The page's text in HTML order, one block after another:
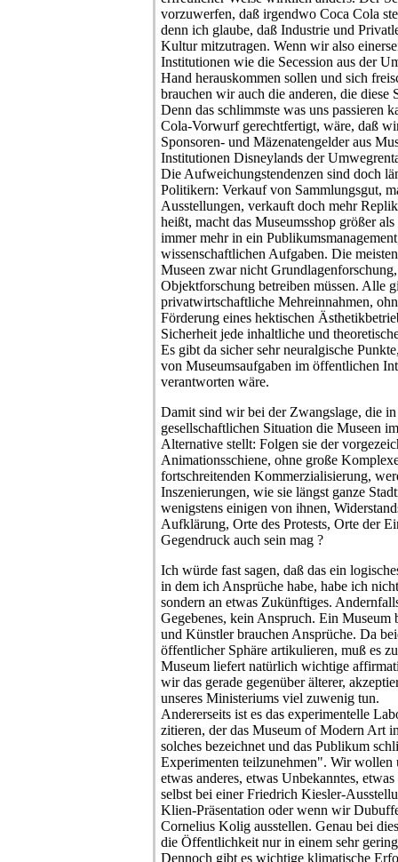
vorzuwerfen, daß irgendwo Coca Cola
denn ich glaube, daß Industrie und
Kultur mitzutragen. Wenn wir also
Institutionen wie die Secession aus der
Hand herauskommen sollen und sich
brauchen wir auch die anderen, die diese
Denn das schlimmste was uns passieren
Cola-Vorwurf gerechtfertigt, wäre, daß
Sponsoren- und Mäzenatengelder aus
Institutionen Disneylands der
Die Aufweichungstendenzen sind doch
Politikern: Verkauf von Sammlungsgut,
Ausstellungen, verkauft doch mehr
heißt, macht das Museumsshop größer
immer mehr in ein
wissenschaftlichen Aufgaben. Die
Museen zwar nicht
Objektforschung betreiben müssen. Alle
privatwirtschaftliche Mehreinnahmen,
Förderung eines hektischen
Sicherheit jede inhaltliche und
Es gibt da sicher sehr neuralgische
von Museumsaufgaben im öffentlichen
verantworten wäre.
Damit sind wir bei der Zwangslage, die in
gesellschaftlichen Situation die Museen
Alternative stellt: Folgen sie der
Animationsschiene, ohne große
fortschreitenden Kommerzialisierung,
Inszenierungen, wie sie längst ganze
wenigstens einigen von ihnen,
Aufklärung, Orte des Protests, Orte der
Gegendruck auch sein mag ?
Ich würde fast sagen, daß das ein
in dem ich Ansprüche habe, habe ich
sondern an etwas Zukünftiges.
Gegebenes, kein Anspruch. Ein Museum
und Künstler brauchen Ansprüche. Da
öffentlicher Sphäre artikulieren, muß es
Museum liefert natürlich wichtige
wir das gerade gegenüber älterer,
unseres Ministeriums viel zuwenig tun.
Andererseits ist es das experimentelle
zitieren, der das Museum of Modern Art
solches bezeichnet und das Publikum
Experimenten teilzunehmen". Wir wollen
etwas anderes, etwas Unbekanntes,
selbst bei einer Friedrich Kiesler-
Klien-Präsentation oder wenn wir
Cornelius Kolig ausstellen. Genau bei
die Öffentlichkeit nur in einem sehr
Dennoch gibt es wichtige klimatische